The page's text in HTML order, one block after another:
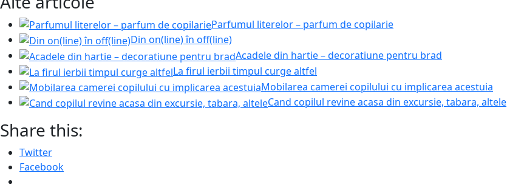
Parfumul literelor – parfum de copilarie
Din on(line) în off(line)
Acadele din hartie – decoratiune pentru brad
La firul ierbii timpul curge altfel
Mobilarea camerei copilului cu implicarea acestuia
Cand copilul revine acasa din excursie, tabara, altele
Share this:
Twitter
Facebook